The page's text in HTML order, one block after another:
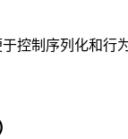
控制序列化和行